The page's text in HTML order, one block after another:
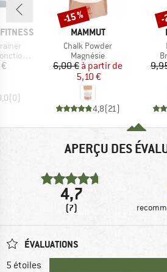
(0)
MARQUE
MAMMUT
Article
Chalk Powder
Product group
Magnésie
Prix
6,00 € Prix réduit
à partir de
5,10 €
4,8(21 )
Remise
-15 % -
APERÇU DES
4,7
(7)
ÉVALUATIONS
5 étoiles